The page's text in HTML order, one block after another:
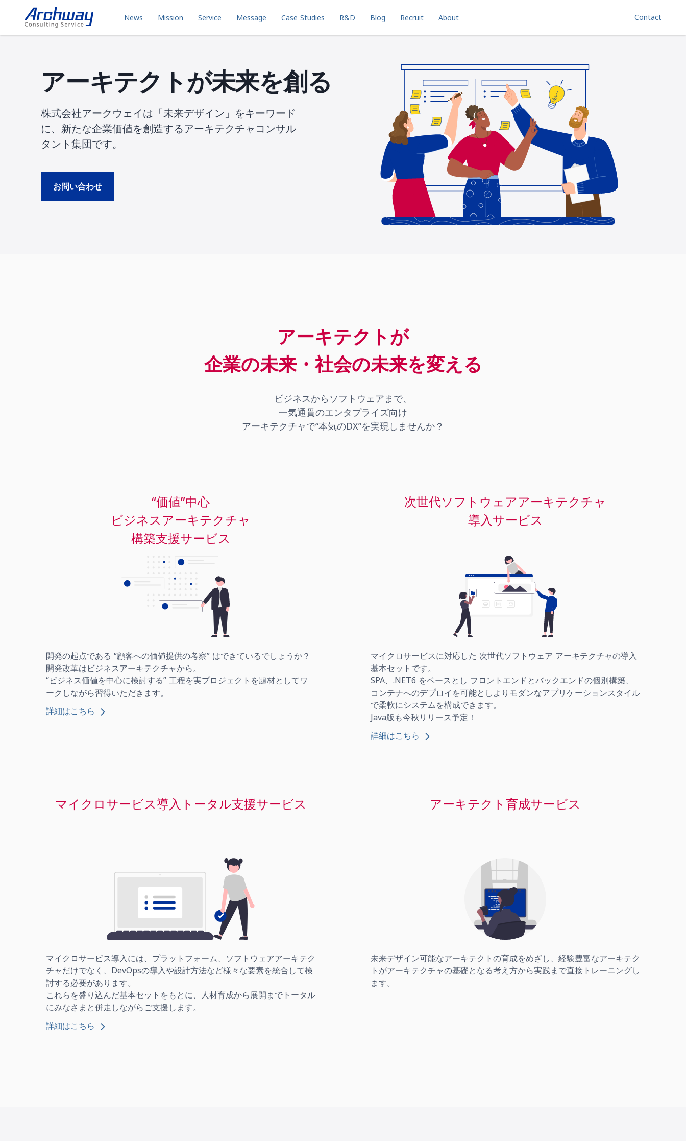
News Mission Service Message Case Studies R&D Blog Recruit About Contact
アーキテクトが未来を創る
株式会社アークウェイは「未来デザイン」をキーワード
に、新たな企業価値を創造するアーキテクチャコンサル
タント集団です。
お問い合わせ
アーキテクトが
ビジネスからソフトウェアまで、
一気通貫のエンタプライズ向け
“価値”中心
ビジネスアーキテクチャ
開発の起点である “顧客への価値提供の考察” はできているでしょうか？
開発改革はビジネスアーキテクチャから。
“ビジネス価値を中心に検討する” 工程を実プロジェクトを題材としてワ
ークしながら習得いただきます。
詳細はこちら
次世代ソフトウェアアーキテクチャ
マイクロサービスに対応した 次世代ソフトウェア アーキテクチャの導入
基本セットです。
SPA、.NET6 をベースとし フロントエンドとバックエンドの個別構築、
コンテナへのデプロイを可能としよりモダンなアプリケーションスタイル
で柔軟にシステムを構成できます。
Java版も今秋リリース予定！
詳細はこちら
マイクロサービス導入には、プラットフォーム、ソフトウェアアーキテク
チャだけでなく、DevOpsの導入や設計方法など様々な要素を統合して検
討する必要があります。
これらを盛り込んだ基本セットをもとに、人材育成から展開までトータル
にみなさまと併走しながらご支援します。
詳細はこちら
未来デザイン可能なアーキテクトの育成をめざし、経験豊富なアーキテク
トがアーキテクチャの基礎となる考え方から実践まで直接トレーニングし
ます。